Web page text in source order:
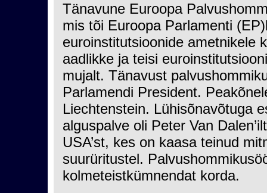
Tänavune Euroopa
mis tõi Euroopa Parlamenti
euroinstitutsioonide ametnikele
aadlikke ja teisi
mujalt. Tänavust
Parlamendi President.
Liechtenstein. Lühisõnavõtuga
alguspalve oli Peter Van
USA’st, kes on kaasa teinud
suurüritustel.
kolmeteistkümnendat korda.